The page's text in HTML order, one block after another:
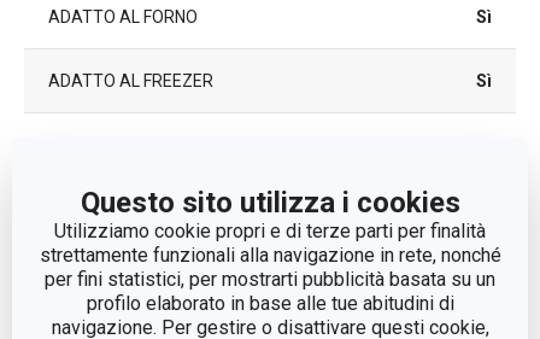
Questo sito utilizza i cookies
Utilizziamo cookie propri e di terze parti per finalità
strettamente funzionali alla navigazione in rete, nonché
per fini statistici, per mostrarti pubblicità basata su un
profilo elaborato in base alle tue abitudini di
navigazione. Per gestire o disattivare questi cookie,
ADATTO AL FORNO Sì
ADATTO AL FREEZER Sì
CATEGORIA teglie
LINEA DI PRODOTTO GrandCHEF